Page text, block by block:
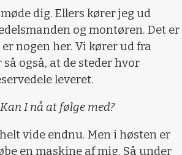
dig. Ellers kører jeg ud
og montøren. Det er
nogen her. Vi kører ud fra
også, at de steder hvor
leveret.
I nå at følge med?
vide endnu. Men i høsten er
en maskine af mig. Så under